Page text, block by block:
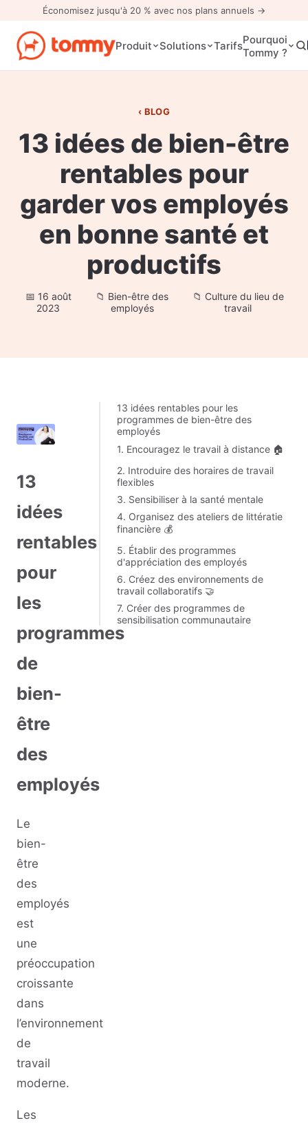
Économisez jusqu'à 20 % avec nos plans annuels →
Produit Solutions TarifsPourquoi
Tommy ?
BLOG
13 idées de bien-être
rentables pour
garder vos employés
en bonne santé et
productifs
16 août
2023
Bien-être des
employés
Culture du lieu de
travail
13
idées
rentables
pour
les
programmes
de
bien-
être
des
employés
Le
bien-
être
des
employés
est
une
préoccupation
croissante
dans
l’environnement
de
travail
moderne.
Les
13 idées rentables pour les
programmes de bien-être des
employés
1. Encouragez le travail à distance 🏠
2. Introduire des horaires de travail
flexibles
3. Sensibiliser à la santé mentale
4. Organisez des ateliers de littératie
financière 💰
5. Établir des programmes
d'appréciation des employés
6. Créez des environnements de
travail collaboratifs 🤝
7. Créer des programmes de
sensibilisation communautaire